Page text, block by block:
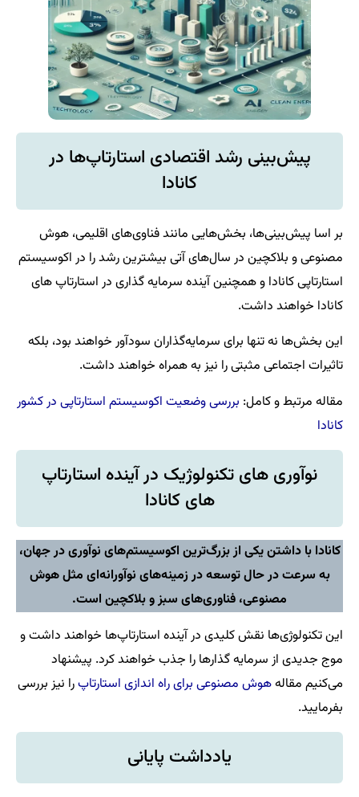
پیش‌بینی رشد اقتصادی استارتاپ‌ها در
کانادا
بر اسا پیش‌بینی‌ها، بخش‌هایی مانند فناوی‌های اقلیمی، هوش
مصنوعی و بلاکچین در سال‌های آتی بیشترین رشد را در اکوسیستم
استارتاپی کانادا و همچنین آینده سرمایه گذاری در استارتاپ های
کانادا خواهند داشت.
این بخش‌ها نه تنها برای سرمایه‌گذاران سودآور خواهند بود، بلکه
تاثیرات اجتماعی مثبتی را نیز به همراه خواهند داشت.
مقاله مرتبط و کامل: بررسی وضعیت اکوسیستم استارتاپی در کشور
کانادا
نوآوری های تکنولوژیک در آینده استارتاپ
های کانادا
کانادا با داشتن یکی از بزرگ‌ترین اکوسیستم‌های نوآوری در جهان،
به سرعت در حال توسعه در زمینه‌های نوآورانه‌ای مثل هوش
مصنوعی، فناوری‌های سبز و بلاکچین است.
این تکنولوژی‌ها نقش کلیدی در آینده استارتاپ‌ها خواهند داشت و
موج جدیدی از سرمایه گذارها را جذب خواهند کرد. پیشنهاد
می‌کنیم مقالههوش مصنوعی برای راه اندازی استارتاپرا نیز بررسی
بفرمایید.
یادداشت پایانی